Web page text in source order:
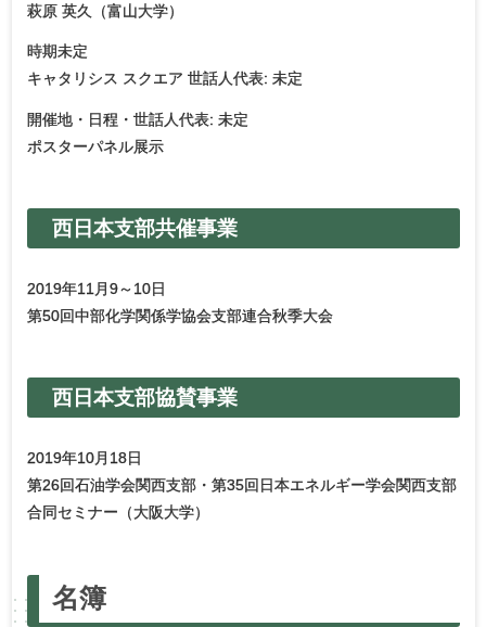
萩原 英久（富山大学）
時期未定
キャタリシス スクエア 世話人代表: 未定
開催地・日程・世話人代表: 未定
ポスターパネル展示
西日本支部共催事業
2019年11月9～10日
第50回中部化学関係学協会支部連合秋季大会
西日本支部協賛事業
2019年10月18日
第26回石油学会関西支部・第35回日本エネルギー学会関西支部
合同セミナー（大阪大学）
名簿